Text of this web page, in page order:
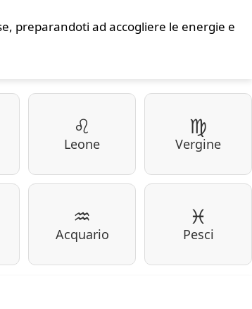
preparandoti ad accogliere le energie e
♌
Leone
♍
Vergine
♒
Acquario
♓
Pesci